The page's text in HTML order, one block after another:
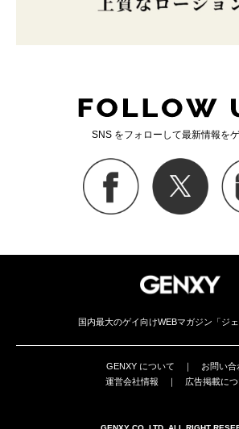
SNS をフォローして最新情報をゲ
国内最大のゲイ向けWEBマガジン「ジェ
GENXY について ｜ お問い合
運営会社情報 ｜ 広告掲載に